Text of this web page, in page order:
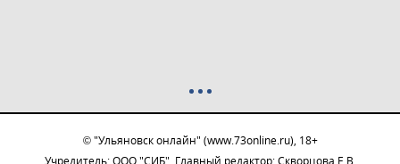
© "Ульяновск онлайн" (www.73online.ru), 18+